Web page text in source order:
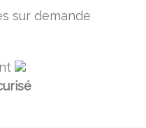
sur demande